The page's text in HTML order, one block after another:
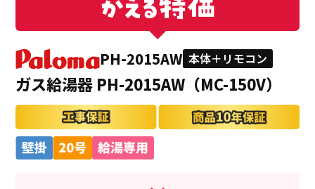
PH-2015AW 本体＋リモコン
ガス給湯器 PH-2015AW（MC-150V）